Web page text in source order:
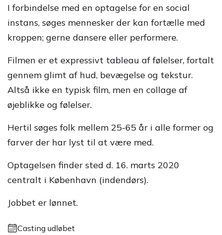
I forbindelse med en optagelse for en social
instans, søges mennesker der kan fortælle med
kroppen; gerne dansere eller performere.
Filmen er et expressivt tableau af følelser, fortalt
gennem glimt af hud, bevægelse og tekstur.
Altså ikke en typisk film, men en collage af
øjeblikke og følelser.
Hertil søges folk mellem 25-65 år i alle former og
farver der har lyst til at være med.
Optagelsen finder sted d. 16. marts 2020
centralt i København (indendørs).
Jobbet er lønnet.
Casting udløbet